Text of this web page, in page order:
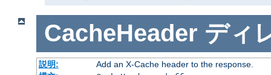
CacheHeader ディ
説明:
Add an X-Cache header to the response.